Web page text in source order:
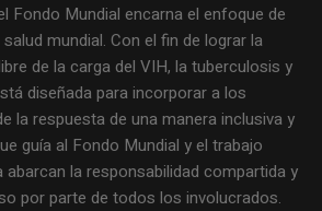
Fondo Mundial encarna el enfoque de
mundial. Con el fin de lograr la
de la carga del VIH, la tuberculosis y
diseñada para incorporar a los
la respuesta de una manera inclusiva y
guía al Fondo Mundial y el trabajo
la responsabilidad compartida y
por parte de todos los involucrados.